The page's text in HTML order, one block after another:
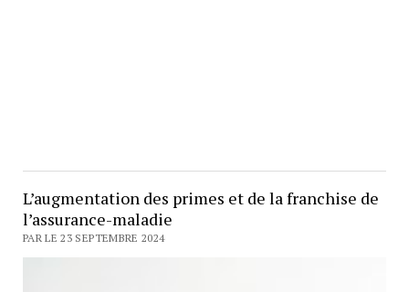
L’augmentation des primes et de la franchise de
l’assurance-maladie
PAR LE 23 SEPTEMBRE 2024